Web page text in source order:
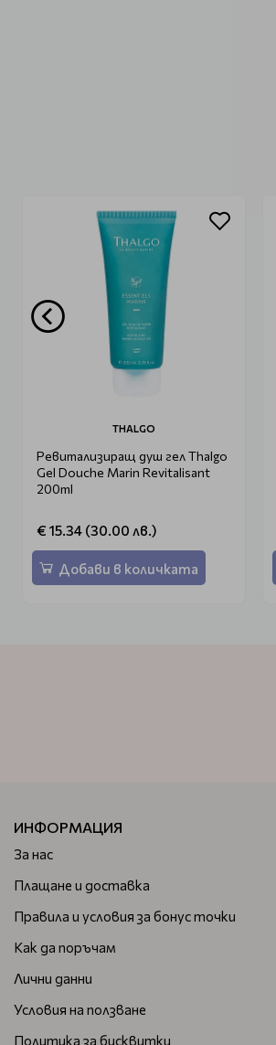
THALGO
Ревитализиращ душ гел Thalgo
Gel Douche Marin Revitalisant
200ml
€ 15.34 (30.00 лв.)
Добави в количката
ИНФОРМАЦИЯ
За нас
Плащане и доставка
Правила и условия за бонус точки
Как да поръчам
Лични данни
Условия на ползване
Политика за бисквитки